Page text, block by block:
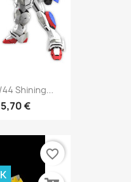
44 Shining...
€
favorite_border